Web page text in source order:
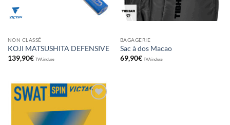
NON CLASSÉ
KOJI MATSUSHITA DEFENSIVE
139,90€ TVA incluse
BAGAGERIE
Sac à dos Macao
69,90€ TVA incluse
aux
souhaits